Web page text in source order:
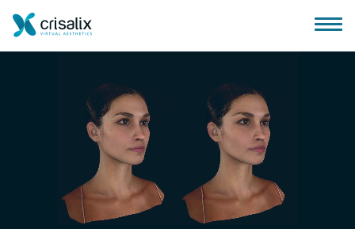
บ้านของหมอผ่าตัด
แพลตฟอร์มธุรกิจ 3D